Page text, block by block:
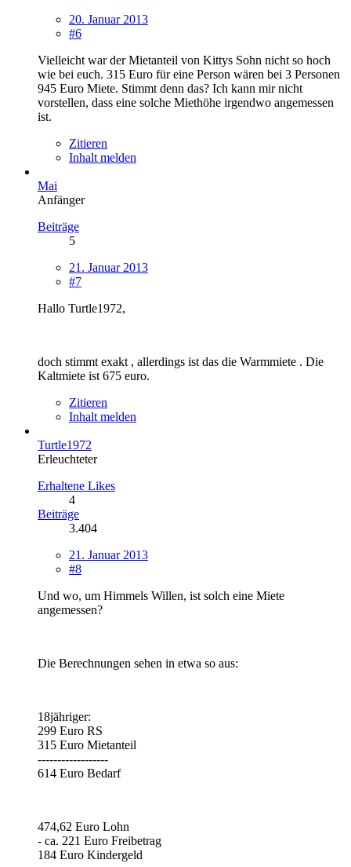
20. Januar 2013
#6
Vielleicht war der Mietanteil von Kittys Sohn nicht so hoch
wie bei euch. 315 Euro für eine Person wären bei 3 Personen
945 Euro Miete. Stimmt denn das? Ich kann mir nicht
vorstellen, dass eine solche Miethöhe irgendwo angemessen
ist.
Zitieren
Inhalt melden
Mai
Anfänger
Beiträge
5
21. Januar 2013
#7
Hallo Turtle1972,
doch stimmt exakt , allerdings ist das die Warmmiete . Die
Kaltmiete ist 675 euro.
Zitieren
Inhalt melden
Turtle1972
Erleuchteter
Erhaltene Likes
4
Beiträge
3.404
21. Januar 2013
#8
Und wo, um Himmels Willen, ist solch eine Miete
angemessen?
Die Berechnungen sehen in etwa so aus:
18jähriger:
299 Euro RS
315 Euro Mietanteil
------------------
614 Euro Bedarf
474,62 Euro Lohn
- ca. 221 Euro Freibetrag
184 Euro Kindergeld